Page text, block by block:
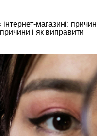
магазині:
і як виправити